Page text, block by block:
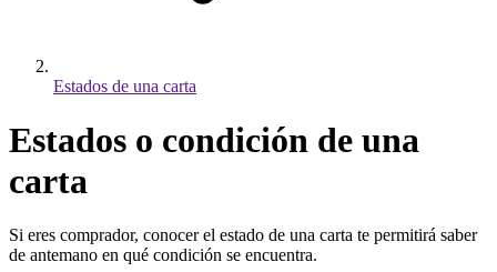
Estados de una carta
Estados o condición de una
carta
Si eres comprador, conocer el estado de una carta te permitirá saber
de antemano en qué condición se encuentra.